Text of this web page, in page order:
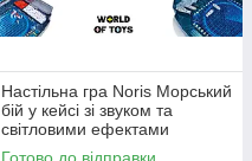
Настільна гра Noris Морський
бій у кейсі зі звуком та
світловими ефектами
(606104435)